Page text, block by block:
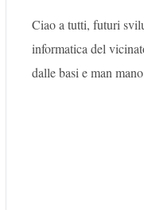
Ciao a tutti, futuri
informatica del
dalle basi e man